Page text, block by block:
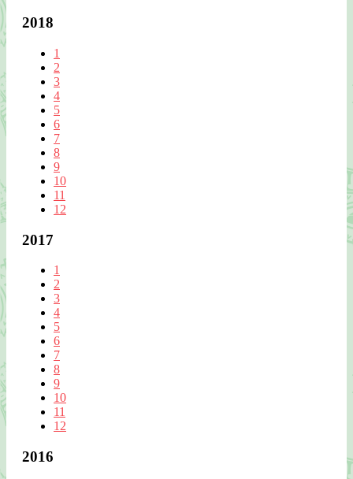
2018
1
2
3
4
5
6
7
8
9
10
11
12
2017
1
2
3
4
5
6
7
8
9
10
11
12
2016